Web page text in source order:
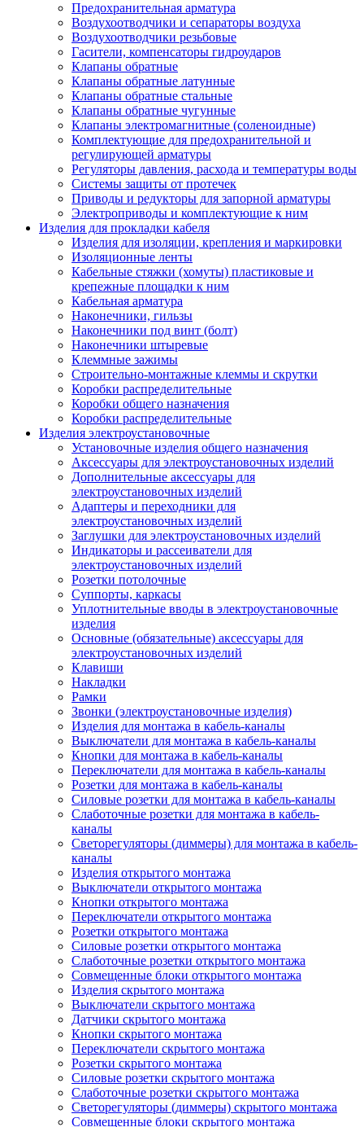
Предохранительная арматура
Воздухоотводчики и сепараторы воздуха
Воздухоотводчики резьбовые
Гасители, компенсаторы гидроударов
Клапаны обратные
Клапаны обратные латунные
Клапаны обратные стальные
Клапаны обратные чугунные
Клапаны электромагнитные (соленоидные)
Комплектующие для предохранительной и
регулирующей арматуры
Регуляторы давления, расхода и температуры воды
Системы защиты от протечек
Приводы и редукторы для запорной арматуры
Электроприводы и комплектующие к ним
Изделия для прокладки кабеля
Изделия для изоляции, крепления и маркировки
Изоляционные ленты
Кабельные стяжки (хомуты) пластиковые и
крепежные площадки к ним
Кабельная арматура
Наконечники, гильзы
Наконечники под винт (болт)
Наконечники штыревые
Клеммные зажимы
Строительно-монтажные клеммы и скрутки
Коробки распределительные
Коробки общего назначения
Коробки распределительные
Изделия электроустановочные
Установочные изделия общего назначения
Аксессуары для электроустановочных изделий
Дополнительные аксессуары для
электроустановочных изделий
Адаптеры и переходники для
электроустановочных изделий
Заглушки для электроустановочных изделий
Индикаторы и рассеиватели для
электроустановочных изделий
Розетки потолочные
Суппорты, каркасы
Уплотнительные вводы в электроустановочные
изделия
Основные (обязательные) аксессуары для
электроустановочных изделий
Клавиши
Накладки
Рамки
Звонки (электроустановочные изделия)
Изделия для монтажа в кабель-каналы
Выключатели для монтажа в кабель-каналы
Кнопки для монтажа в кабель-каналы
Переключатели для монтажа в кабель-каналы
Розетки для монтажа в кабель-каналы
Силовые розетки для монтажа в кабель-каналы
Слаботочные розетки для монтажа в кабель-
каналы
Светорегуляторы (диммеры) для монтажа в кабель-
каналы
Изделия открытого монтажа
Выключатели открытого монтажа
Кнопки открытого монтажа
Переключатели открытого монтажа
Розетки открытого монтажа
Силовые розетки открытого монтажа
Слаботочные розетки открытого монтажа
Совмещенные блоки открытого монтажа
Изделия скрытого монтажа
Выключатели скрытого монтажа
Датчики скрытого монтажа
Кнопки скрытого монтажа
Переключатели скрытого монтажа
Розетки скрытого монтажа
Силовые розетки скрытого монтажа
Слаботочные розетки скрытого монтажа
Светорегуляторы (диммеры) скрытого монтажа
Совмещенные блоки скрытого монтажа